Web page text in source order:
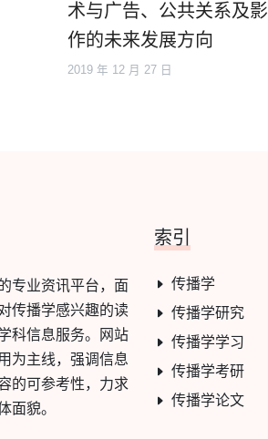
术与广告、公共关系及
作的未来发展方向
2019 年 12 月 27 日
专业资讯平台，面
传播学感兴趣的读
科信息服务。网站
为主线，强调信息
的可参考性，力求
面貌。
索引
传播学
传播学研究
传播学学习
传播学考研
传播学论文